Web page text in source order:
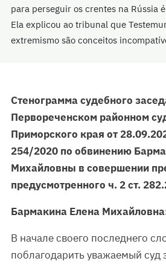
para perseguir os crentes na Rússia
Ela explicou ao tribunal que
extremismo são conceitos
Стенограмма судебного
Первореченском районном
Приморского края от
254/2020 по обвинению
Михайловны в совершении
предусмотренного ч. 2 ст.
Бармакина Елена
В начале своего последнего
поблагодарить уважаемый суд